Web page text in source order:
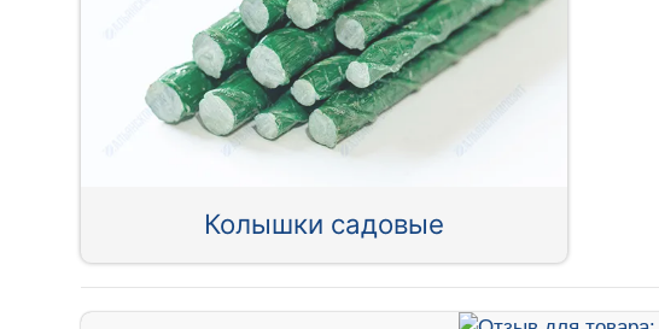
Колышки садовые